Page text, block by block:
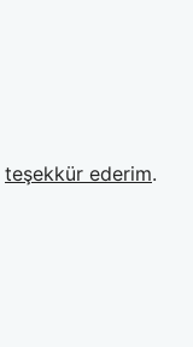
teşekkür ederim.